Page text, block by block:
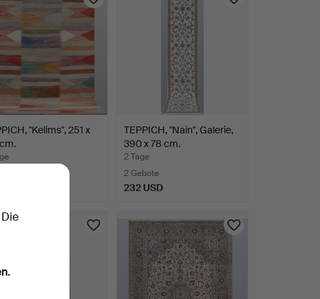
"Kelims", 251 x
TEPPICH, "Nain", Galerie,
390 x 78 cm.
2 Tage
2 Gebote
232 USD